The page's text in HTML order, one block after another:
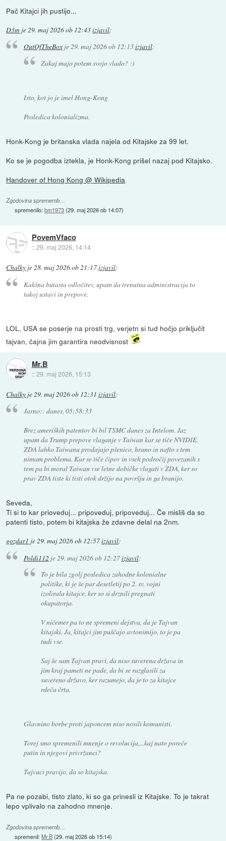
Pač Kitajci jih pustijo...
D3m je29. maj 2026 ob 12:43izjavil:
OutOfTheBoxje29. maj 2026 ob 12:13izjavil:
Zakaj majo potem svojo vlado? :)
Isto, kot jo je imel Hong-Kong
Posledica kolonializma.
Honk-Kong je britanska vlada najela od Kitajske za 99 let.
Ko se je pogodba iztekla, je Honk-Kong prišel nazaj pod Kitajsko.
Handover of Hong Kong @ Wikipedia
Zgodovina sprememb…
spremenilo:bm1973(29. maj 2026 ob 14:07)
PovemVfaco
::29. maj 2026, 14:14
Chalky je28. maj 2026 ob 21:17izjavil:
Kakšna butasta odločitev, upam da trenutna administracija to
takoj ustavi in prepove.
LOL, USA se poserje na prosti trg, verjetn si tud hočjo priključit
tajvan, čajna jim garantira neodvisnost
Mr.B
::29. maj 2026, 15:13
Chalky je29. maj 2026 ob 12:31 izjavil:
Jarno:: danes, 05:58:33
Brez ameriških patentov bi bil TSMC danes za Intelom. Jaz
upam da Trump prepove vlaganje v Taiwan kar se tiče NVIDIE.
ZDA lahko Taiwanu prodajajo pšenico, hrano in nafto s tem
nimam problema. Kar se tiče čipov in vseh področij povezanih s
tem pa bi moral Taiwan vse letne dobičke vlagati v ZDA, ker so
prav ZDA tiste ki tisti otok držijo na površju in ga branijo.
Seveda,
Ti si to kar prioveduj... pripoveduj, pripoveduj... Če misliš da so
patenti tisto, potem bi kitajska že zdavne delal na 2nm.
gozdar1 je29. maj 2026 ob 12:57izjavil:
Poldi112je 29. maj 2026 ob 12:27izjavil:
To je bila zgolj posledica zahodne kolonialne
politike, ki je še par desetletij po 2. sv. vojni
izolirala kitajce, ker so si drznili pregnati
okupatorja.
V ničemer pa to ne spremeni dejstva, da je Tajvan
kitajski. Ja, kitajci jim puščajo avtonimijo, to je pa
tudi vse.
Saj še sam Tajvan pravi, da niso suverena država in
jim kraj pameti ne pade, da bi se razglasili za
suvereno državo, ker razumejo, da je to za kitajce
rdeča črta.
Glavnino borbe proti japoncem niso nosili komunisti.
Torej smo spremenili mnenje o revolucija,...kaj nato poreče
putin in njegovi privržanci?
Tajvaci pravijo, da so kitajska.
Pa ne pozabi, tisto zlato, ki so ga prinesli iz Kitajske. To je takrat
lepo vplivalo na zahodno mnenje.
Zgodovina sprememb…
spremenil:Mr.B(29. maj 2026 ob 15:14)